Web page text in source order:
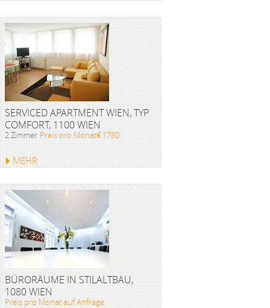
SERVICED APARTMENT WIEN, TYP
COMFORT, 1100 WIEN
2 Zimmer Preis pro Monat€ 1780
MEHR
BÜRORÄUME IN STILALTBAU,
1080 WIEN
Preis pro Monat auf Anfrage